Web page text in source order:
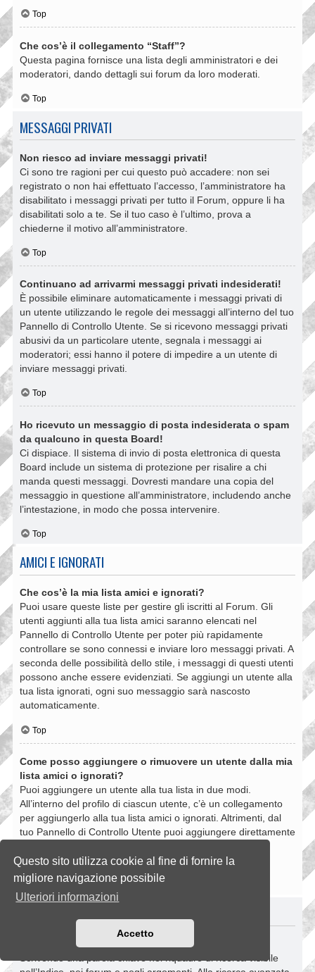
Questo sito utilizza cookie al fine di fornire la
migliore navigazione possibile
Ulteriori informazioni
Accetto
Top
Che cos’è il collegamento “Staff”?
Questa pagina fornisce una lista degli amministratori e dei
moderatori, dando dettagli sui forum da loro moderati.
Top
MESSAGGI PRIVATI
Non riesco ad inviare messaggi privati!
Ci sono tre ragioni per cui questo può accadere: non sei
registrato o non hai effettuato l’accesso, l’amministratore ha
disabilitato i messaggi privati per tutto il Forum, oppure li ha
disabilitati solo a te. Se il tuo caso è l’ultimo, prova a
chiederne il motivo all’amministratore.
Top
Continuano ad arrivarmi messaggi privati indesiderati!
È possibile eliminare automaticamente i messaggi privati ​​di
un utente utilizzando le regole dei messaggi all’interno del tuo
Pannello di Controllo Utente. Se si ricevono messaggi privati ​​
abusivi da un particolare utente, segnala i messaggi ai
moderatori; essi hanno il potere di impedire a un utente di
inviare messaggi privati​​.
Top
Ho ricevuto un messaggio di posta indesiderata o spam
da qualcuno in questa Board!
Ci dispiace. Il sistema di invio di posta elettronica di questa
Board include un sistema di protezione per risalire a chi
manda questi messaggi. Dovresti mandare una copia del
messaggio in questione all’amministratore, includendo anche
l’intestazione, in modo che possa intervenire.
Top
AMICI E IGNORATI
Che cos’è la mia lista amici e ignorati?
Puoi usare queste liste per gestire gli iscritti al Forum. Gli
utenti aggiunti alla tua lista amici saranno elencati nel
Pannello di Controllo Utente per poter più rapidamente
controllare se sono connessi e inviare loro messaggi privati. A
seconda delle possibilità dello stile, i messaggi di questi utenti
possono anche essere evidenziati. Se aggiungi un utente alla
tua lista ignorati, ogni suo messaggio sarà nascosto
automaticamente.
Top
Come posso aggiungere o rimuovere un utente dalla mia
lista amici o ignorati?
Puoi aggiungere un utente alla tua lista in due modi.
All’interno del profilo di ciascun utente, c’è un collegamento
per aggiungerlo alla tua lista amici o ignorati. Altrimenti, dal
tuo Pannello di Controllo Utente puoi aggiungere direttamente
rimuovere un utente dalla lista dalla stessa pagina.
Top
Come si fanno le ricerche nella Board?
Scrivendo una parola chiave nel riquadro di ricerca visibile